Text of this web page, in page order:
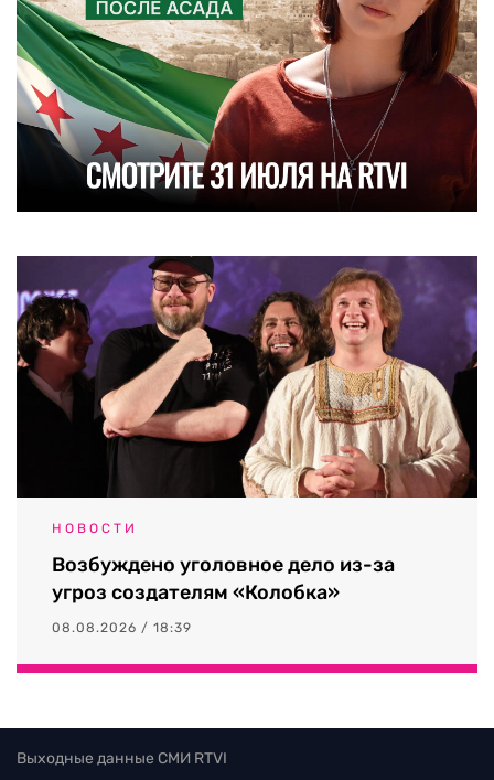
НОВОСТИ
Возбуждено уголовное дело из-за
угроз создателям «Колобка»
08.08.2026 / 18:39
Выходные данные СМИ RTVI